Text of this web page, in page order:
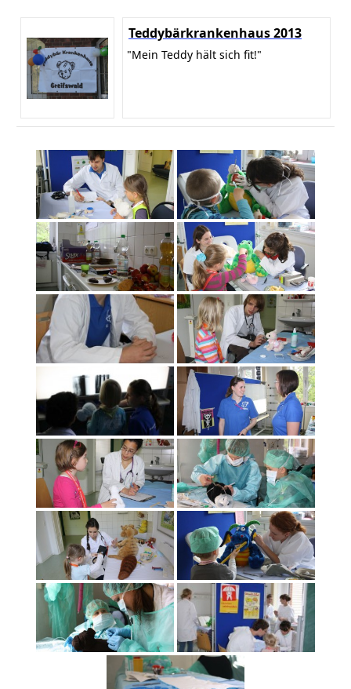
Teddybärkrankenhaus 2013
"Mein Teddy hält sich fit!"